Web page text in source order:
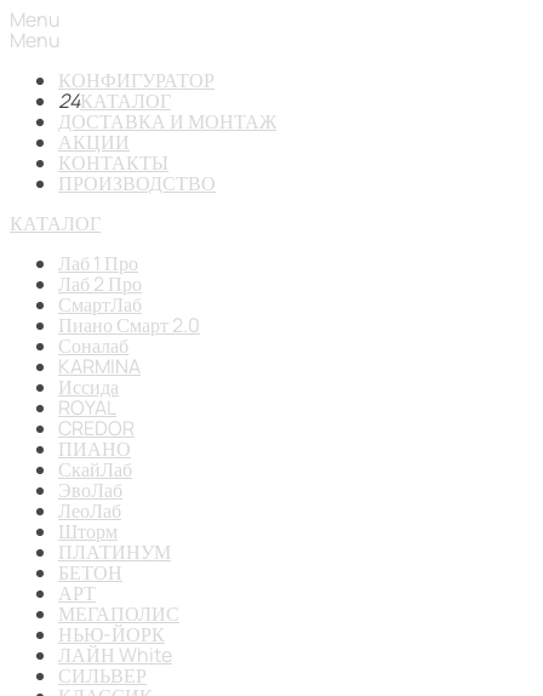
Menu
Menu
КОНФИГУРАТОР
24КАТАЛОГ
ДОСТАВКА И МОНТАЖ
АКЦИИ
КОНТАКТЫ
ПРОИЗВОДСТВО
КАТАЛОГ
Лаб 1 Про
Лаб 2 Про
СмартЛаб
Пиано Смарт 2.0
Соналаб
KARMINA
Иссида
ROYAL
CREDOR
ПИАНО
СкайЛаб
ЭвоЛаб
ЛеоЛаб
Шторм
ПЛАТИНУМ
БЕТОН
АРТ
МЕГАПОЛИС
НЬЮ-ЙОРК
ЛАЙН White
СИЛЬВЕР